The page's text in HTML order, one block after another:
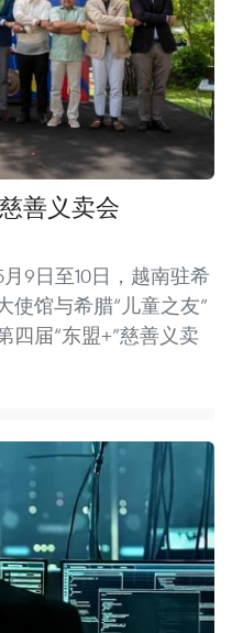
善义卖会
9日至10日，越南驻希
使馆与希腊“儿童之友”
四届“东盟+”慈善义卖